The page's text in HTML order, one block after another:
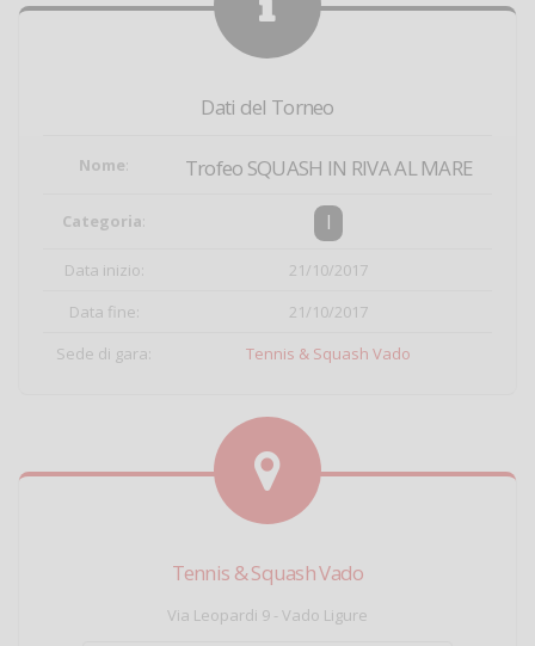
Dati del Torneo
Nome: Trofeo SQUASH IN RIVA AL MARE
Categoria: I
Data inizio:
21/10/2017
Data fine:
21/10/2017
Sede di gara:
Tennis & Squash Vado
Tennis & Squash Vado
Via Leopardi 9 - Vado Ligure